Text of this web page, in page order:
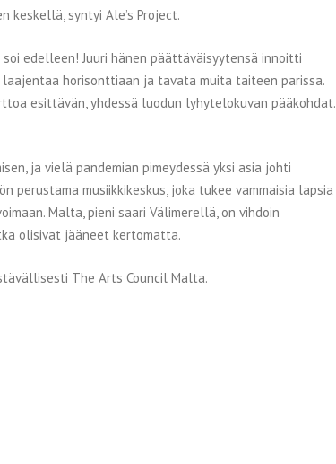
keskellä, syntyi Ale’s Project.
edelleen! Juuri hänen päättäväisyytensä innoitti
laajentaa horisonttiaan ja tavata muita taiteen parissa.
esittävän, yhdessä luodun lyhytelokuvan pääkohdat.
ja vielä pandemian pimeydessä yksi asia johti
perustama musiikkikeskus, joka tukee vammaisia lapsia
Malta, pieni saari Välimerellä, on vihdoin
olisivat jääneet kertomatta.
The Arts Council Malta.